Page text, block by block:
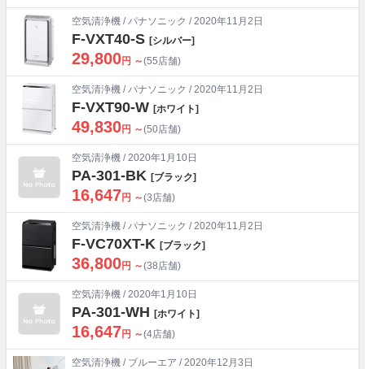
空気清浄機 /パナソニック / 2020年11月2日
F-VXT40-S [シルバー]
29,800円 ～(55店舗)
空気清浄機 /パナソニック / 2020年11月2日
F-VXT90-W [ホワイト]
49,830円 ～(50店舗)
空気清浄機 / 2020年1月10日
PA-301-BK [ブラック]
16,647円 ～(3店舗)
空気清浄機 /パナソニック / 2020年11月2日
F-VC70XT-K [ブラック]
36,800円 ～(38店舗)
空気清浄機 / 2020年1月10日
PA-301-WH [ホワイト]
16,647円 ～(4店舗)
空気清浄機 / ブルーエア / 2020年12月3日